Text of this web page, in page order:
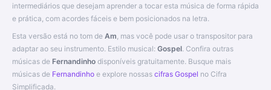
intermediários que desejam aprender a tocar esta música de forma rápida
e prática, com acordes fáceis e bem posicionados na letra.
Esta versão está no tom de Am , mas você pode usar o transpositor para
adaptar ao seu instrumento. Estilo musical: Gospel. Confira outras
músicas de Fernandinho disponíveis gratuitamente. Busque mais
músicas de Fernandinho e explore nossas cifras Gospel no Cifra
Simplificada.